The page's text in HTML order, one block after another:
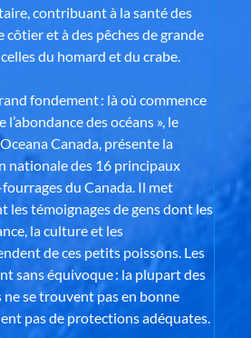
contribuant à la santé des
côtier et à des pêches de grande
du homard et du crabe.
fondement : là où commence
des océans », le
Canada, présente la
nationale des 16 principaux
du Canada. Il met
les témoignages de gens dont les
la culture et les
de ces petits poissons. Les
sans équivoque : la plupart des
se trouvent pas en bonne
pas de protections adéquates.